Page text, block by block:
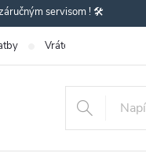
servisom ! 🛠️
Vrátenie-výmena